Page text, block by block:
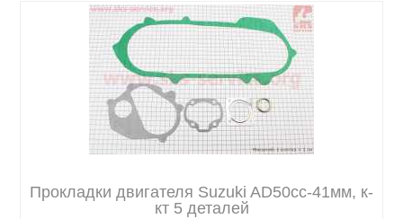
Прокладки двигателя Suzuki AD50cc-41мм, к-
кт 5 деталей